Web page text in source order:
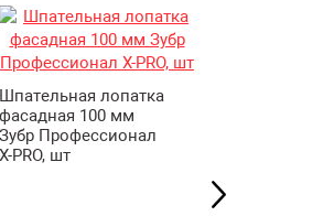
Шпательная лопатка
фасадная 100 мм
Зубр Профессионал
X-PRO, шт